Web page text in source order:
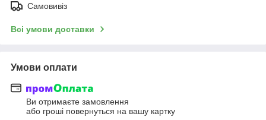
Самовивіз
Всі умови доставки
Умови оплати
Ви отримаєте замовлення
або гроші повернуться на вашу картку